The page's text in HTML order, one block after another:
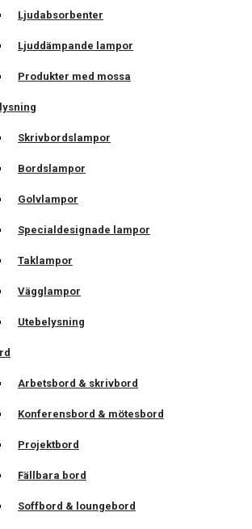
Ljudabsorbenter
Ljuddämpande lampor
Produkter med mossa
Skrivbordslampor
Bordslampor
Golvlampor
Specialdesignade lampor
Taklampor
Vägglampor
Utebelysning
Arbetsbord & skrivbord
Konferensbord & mötesbord
Projektbord
Fällbara bord
Soffbord & loungebord